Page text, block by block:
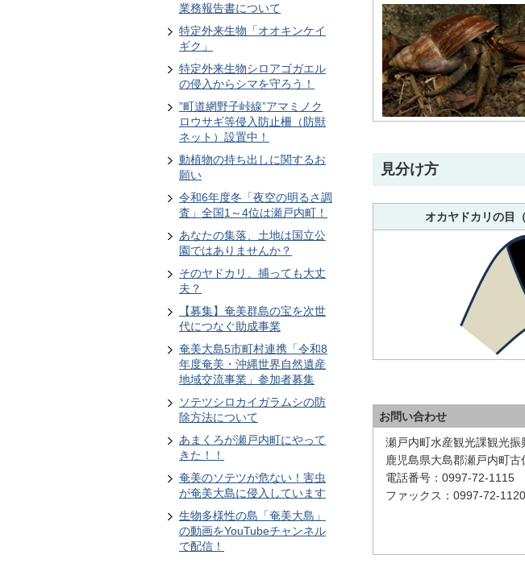
業務報告書について
特定外来生物「オオキンケイ
ギク」
特定外来生物シロアゴガエル
の侵入からシマを守ろう！
”町道網野子峠線”アマミノク
ロウサギ等侵入防止柵（防獣
ネット）設置中！
動植物の持ち出しに関するお
願い
令和6年度冬「夜空の明るさ調
査」全国1～4位は瀬戸内町！
あなたの集落、土地は国立公
園ではありませんか？
そのヤドカリ、捕っても大丈
夫？
【募集】奄美群島の宝を次世
代につなぐ助成事業
奄美大島5市町村連携「令和8
年度奄美・沖縄世界自然遺産
地域交流事業」参加者募集
ソテツシロカイガラムシの防
除方法について
あまくろが瀬戸内町にやって
きた！！
奄美のソテツが危ない！害虫
が奄美大島に侵入しています
生物多様性の島「奄美大島」
の動画をYouTubeチャンネル
で配信！
見分け方
オカヤドカリの目
お問い合わせ
瀬戸内町水産観光課観光振
鹿児島県大島郡瀬戸内町
電話番号：0997-72-1115
ファックス：0997-72-1120